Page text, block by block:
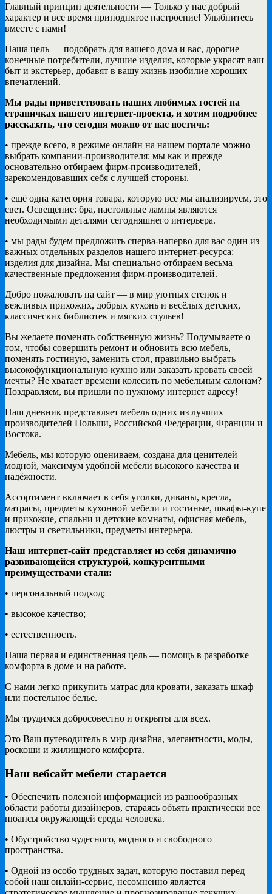
Главный принцип деятельности — Только у нас добрый
характер и все время приподнятое настроение! Улыбнитесь
вместе с нами!
Наша цель — подобрать для вашего дома и вас, дорогие
конечные потребители, лучшие изделия, которые украсят ваш
быт и экстерьер, добавят в вашу жизнь изобилие хороших
впечатлений.
Мы рады приветствовать наших любимых гостей на
страничках нашего интернет-проекта, и хотим подробнее
рассказать, что сегодня можно от нас постичь:
• прежде всего, в режиме онлайн на нашем портале можно
выбрать компании-производителя: мы как и прежде
основательно отбираем фирм-производителей,
зарекомендовавших себя с лучшей стороны.
• ещё одна категория товара, которую все мы анализируем, это
свет. Освещение: бра, настольные лампы являются
необходимыми деталями сегодняшнего интерьера.
• мы рады будем предложить сперва-наперво для вас один из
важных отдельных разделов нашего интернет-ресурса:
изделия для дизайна. Мы специально отбираем весьма
качественные предложения фирм-производителей.
Добро пожаловать на сайт — в мир уютных стенок и
вежливых прихожих, добрых кухонь и весёлых детских,
классических библиотек и мягких стульев!
Вы желаете поменять собственную жизнь? Подумываете о
том, чтобы совершить ремонт и обновить всю мебель,
поменять гостиную, заменить стол, правильно выбрать
высокофункциональную кухню или заказать кровать своей
мечты? Не хватает времени колесить по мебельным салонам?
Поздравляем, вы пришли по нужному интернет адресу!
Наш дневник представляет мебель одних из лучших
производителей Польши, Российской Федерации, Франции и
Востока.
Мебель, мы которую оцениваем, создана для ценителей
модной, максимум удобной мебели высокого качества и
надёжности.
Ассортимент включает в себя уголки, диваны, кресла,
матрасы, предметы кухонной мебели и гостиные, шкафы-купе
и прихожие, спальни и детские комнаты, офисная мебель,
люстры и светильники, предметы интерьера.
Наш интернет-сайт представляет из себя динамично
развивающейся структурой, конкурентными
преимуществами стали:
• персональный подход;
• высокое качество;
• естественность.
Наша первая и единственная цель — помощь в разработке
комфорта в доме и на работе.
С нами легко прикупить матрас для кровати, заказать шкаф
или постельное белье.
Мы трудимся добросовестно и открыты для всех.
Это Ваш путеводитель в мир дизайна, элегантности, моды,
роскоши и жилищного комфорта.
Наш вебсайт мебели старается
• Обеспечить полезной информацией из разнообразных
области работы дизайнеров, стараясь объять практически все
нюансы окружающей среды человека.
• Обустройство чудесного, модного и свободного
пространства.
• Одной из особо трудных задач, которую поставил перед
собой наш онлайн-сервис, несомненно является